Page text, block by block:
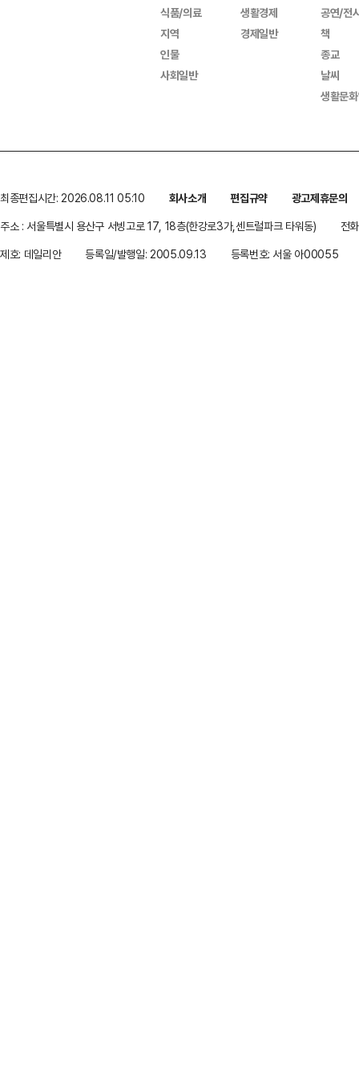
식품/의료
지역
인물
사회일반
생활경제
경제일반
공연/전
책
종교
날씨
생활문
최종편집시간: 2026.08.11 05:10 회사소개 편집규약
광고제휴문의
주소 : 서울특별시 용산구 서빙고로 17, 18층(한강로3가,센트럴파크 타워동)
전
제호: 데일리안
등록일/발행일: 2005.09.13 등록번호: 서울 아00055